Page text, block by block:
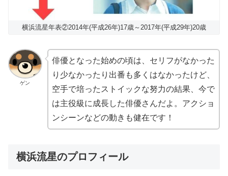
横浜流星年表②2014年(平成26年)17歳～2017年(平成29年)20歳
ゲン
俳優となった始めの頃は、セリフがなかった
り少なかったり出番も多くはなかったけど、
空手で培ったストイックな努力の結果、今で
は主役級に成長した俳優さんだよ。アクショ
ンシーンなどの動きも健在です！
横浜流星のプロフィール